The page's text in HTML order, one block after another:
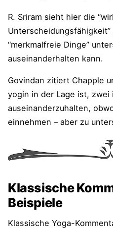
R. Sriram sieht hier die
“merkmalfreie Dinge”
auseinanderhalten kann.
Govindan zitiert Chapple
yogin in der Lage ist, zwei
auseinanderzuhalten,
einnehmen – aber zu
Klassische
Beispiele
Klassische Yoga-